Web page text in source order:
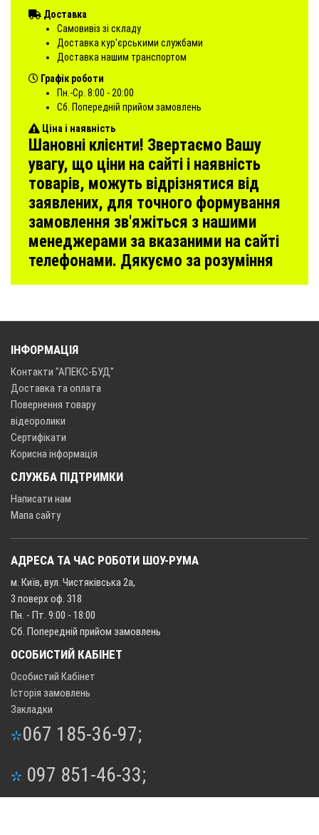
Доставка
Самовивіз зі складу
Доставка кур'єрськими службами
Доставка нашим транспортом
Графік роботи
Пн.-Ср. 8:00 - 20:00
Сб. Попередній прийом замовлень
Ціна і наявність
Шановні клієнти! Звертаємо Вашу
увагу, що ціни на сайті і наявність
товарів, можуть відрізнятися від
заявлених, для точного формування
замовлення зв'яжіться з нашими
менеджерами за вказаними на сайті
телефонами. Дякуємо за розуміння
ІНФОРМАЦІЯ
Контакти "АПЕКС-БУД"
Доставка та оплата
Повернення товару
відеоролики
Сертифікати
Корисна інформація
СЛУЖБА ПІДТРИМКИ
Написати нам
Мапа сайту
АДРЕСА ТА ЧАС РОБОТИ ШОУ-РУМА
м. Київ, вул. Чистяківська 2а,
3 поверх оф. 318
Пн. - Пт. 9:00 - 18:00
Сб. Попередній прийом замовлень
ОСОБИСТИЙ КАБІНЕТ
Особистий Кабінет
Історія замовлень
Закладки
067 185-36-97;
097 851-46-33;